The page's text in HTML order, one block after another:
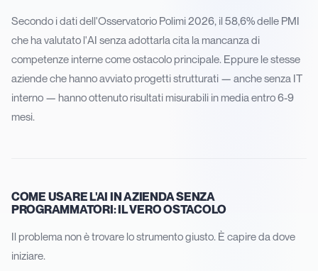
Secondo i dati dell'Osservatorio Polimi 2026, il 58,6% delle PMI
che ha valutato l'AI senza adottarla cita la mancanza di
competenze interne come ostacolo principale. Eppure le stesse
aziende che hanno avviato progetti strutturati — anche senza IT
interno — hanno ottenuto risultati misurabili in media entro 6-9
mesi.
COME USARE L'AI IN AZIENDA SENZA
PROGRAMMATORI: IL VERO OSTACOLO
Il problema non è trovare lo strumento giusto. È capire da dove
iniziare.